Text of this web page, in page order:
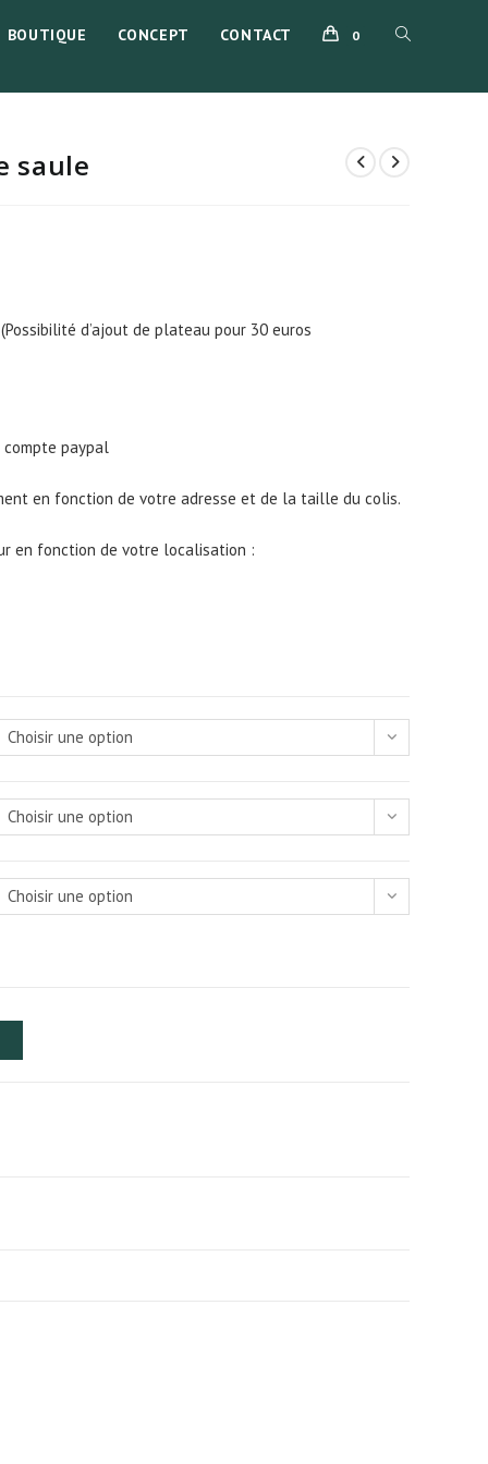
BOUTIQUE CONCEPT CONTACT 0 TOGGLE
saule
d’ajout de plateau pour 30 euros
compte paypal
en fonction de votre adresse et de la taille du colis.
en fonction de votre localisation :
Choisir une option
Choisir une option
Choisir une option